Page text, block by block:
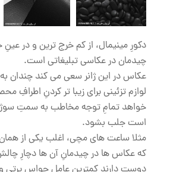
دکورِ مینیمال، از کم خرج ترین و در عینِ
چیدمان در عکاسی تبلیغاتی است.
عکاس در این ژانر سعی می کند چندان
لوازم تزئینی برای زیبا تر کردنِ اطرافِ
خواهد تمامِ توجه مخاطب به سمتِ سوژه
است جلب بشود.
مثلا ساعت های مچی، اغلب یکی از همان
که عکاس ها در چیدمانِ آن ها دچارِ